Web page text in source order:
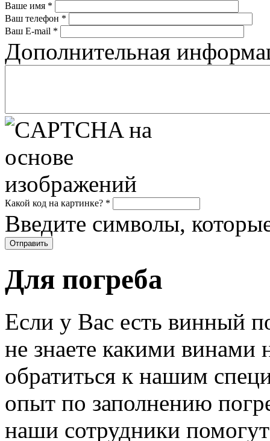
Ваше имя *
Ваш телефон *
Ваш E-mail *
Дополнительная
Какой код на картинке? *
Введите символы,
Для погреба
Если у Вас есть винный
не знаете какими
обратиться к нашим
опыт по заполнению
наши сотрудники